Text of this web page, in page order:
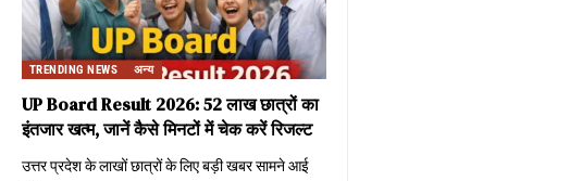
TRENDING NEWS अन्य
UP Board Result 2026: 52 लाख छात्रों का
इंतजार खत्म, जानें कैसे मिनटों में चेक करें रिजल्ट
उत्तर प्रदेश के लाखों छात्रों के लिए बड़ी खबर सामने आई